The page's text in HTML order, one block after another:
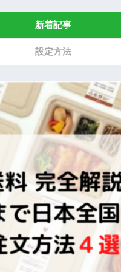
新着記事
設定方法